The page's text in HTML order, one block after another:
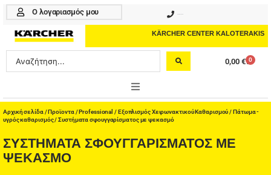
Μετάβαση
περιεχόμενο
Ο λογαριασμός μου
KÄRCHER CENTER KALOTERAKIS
Search
...
0,00 € 0
Cart
ONLINE SHOP
PROFESSIONAL
Αρχική σελίδα /Προϊοντα /Professional /Εξοπλισμός Χειρωνακτικού Καθαρισμού/Πάτωμα -
υγρός καθαρισμός/ Συστήματα σφουγγαρίσματος με ψεκασμό
ΣΥΣΤΉΜΑΤΑ ΣΦΟΥΓΓΑΡΊΣΜΑΤΟΣ ΜΕ
ΨΕΚΑΣΜΌ